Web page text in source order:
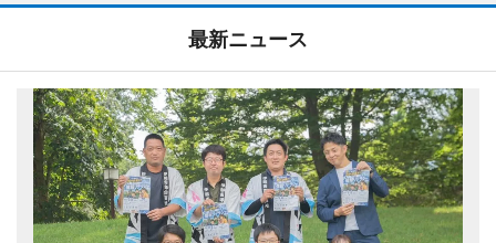
最新ニュース